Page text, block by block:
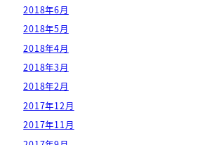
2018年6月
2018年5月
2018年4月
2018年3月
2018年2月
2017年12月
2017年11月